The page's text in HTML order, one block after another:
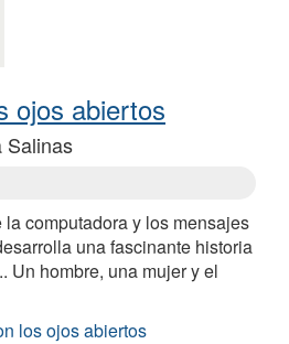
ojos abiertos
Salinas
computadora y los mensajes
una fascinante historia
Un hombre, una mujer y el
los ojos abiertos